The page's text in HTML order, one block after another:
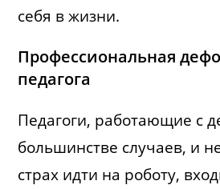
себя в жизни.
Профессиональная
педагога
Педагоги, работающие с
большинстве случаев, и
страх идти на роботу,